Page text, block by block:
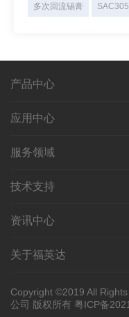
多次回流锡膏
产品中心
应用中心
服务领域
技术支持
资讯中心
关于福英达
Copyright ©2019 All
公司 版权所有 粤ICP备